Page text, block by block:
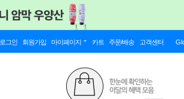
로그인 회원가입 마이페이지 카트 주문/배송 고객센터